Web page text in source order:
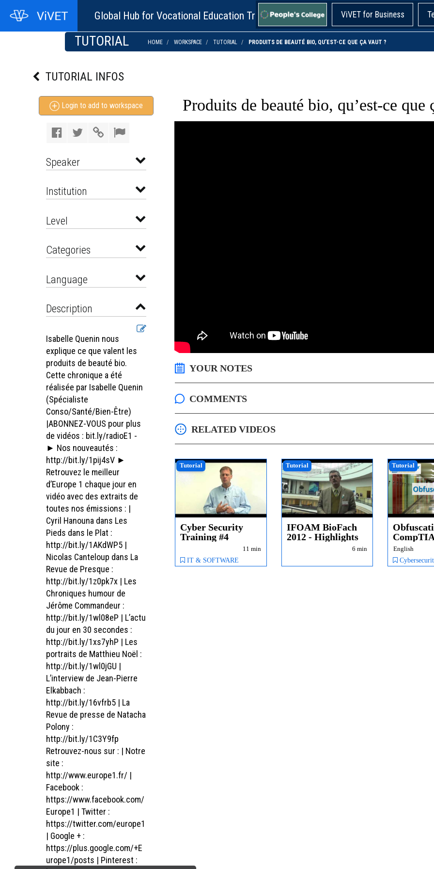
Global Hub for Vocational Education Training! ViVET for Business
TUTORIAL HOME WORKSPACE TUTORIAL PRODUITS DE BEAUTÉ BIO, QU’EST-CE QUE ÇA VAUT ?
TUTORIAL INFOS
Login to add to workspace
Speaker
Institution
Level
Categories
Language
Description
Isabelle Quenin nous
explique ce que valent les
produits de beauté bio.
Cette chronique a été
réalisée par Isabelle Quenin
(Spécialiste
Conso/Santé/Bien-Être)
|ABONNEZ-VOUS pour plus
de vidéos : bit.ly/radioE1 -
► Nos nouveautés :
http://bit.ly/1pij4sV ►
Retrouvez le meilleur
d’Europe 1 chaque jour en
vidéo avec des extraits de
toutes nos émissions : |
Cyril Hanouna dans Les
Pieds dans le Plat :
http://bit.ly/1AKdWP5 |
Nicolas Canteloup dans La
Revue de Presque :
http://bit.ly/1z0pk7x | Les
Chroniques humour de
Jérôme Commandeur :
http://bit.ly/1wl08eP | L’actu
du jour en 30 secondes :
http://bit.ly/1xs7yhP | Les
portraits de Matthieu Noël :
http://bit.ly/1wl0jGU |
L’interview de Jean-Pierre
Elkabbach :
http://bit.ly/16vfrb5 | La
Revue de presse de Natacha
Polony :
http://bit.ly/1C3Y9fp
Retrouvez-nous sur : | Notre
site :
http://www.europe1.fr/ |
Facebook :
https://www.facebook.com/
Europe1 | Twitter :
https://twitter.com/europe1
| Google + :
https://plus.google.com/+E
urope1/posts | Pinterest :
Produits de beauté bio, qu’est-ce que
YOUR NOTES
COMMENTS
RELATED VIDEOS
Tutorial
Cyber Security
Training #4
11 min
IT & SOFTWARE
Tutorial
IFOAM BioFach
2012 - Highlights
6 min
Tutorial
CompTIA
- 6.2
English
Cybersecurity, End User